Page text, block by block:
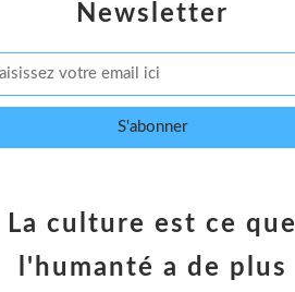
Newsletter
La culture est ce que
l'humanté a de plus